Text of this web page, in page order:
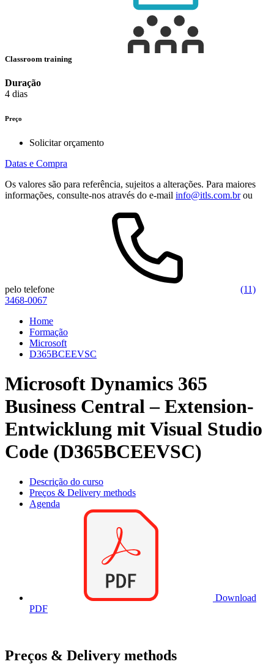
Classroom training
Duração
4 dias
Preço
Solicitar orçamento
Datas e Compra
Os valores são para referência, sujeitos a alterações. Para maiores
informações, consulte-nos através do e-mail info@itls.com.brou
pelo telefone
(11)
3468-0067
Home
Formação
Microsoft
D365BCEEVSC
Microsoft Dynamics 365
Business Central – Extension-
Entwicklung mit Visual Studio
Code (D365BCEEVSC)
Descrição do curso
Preços & Delivery methods
Agenda
Download
PDF
Preços & Delivery methods